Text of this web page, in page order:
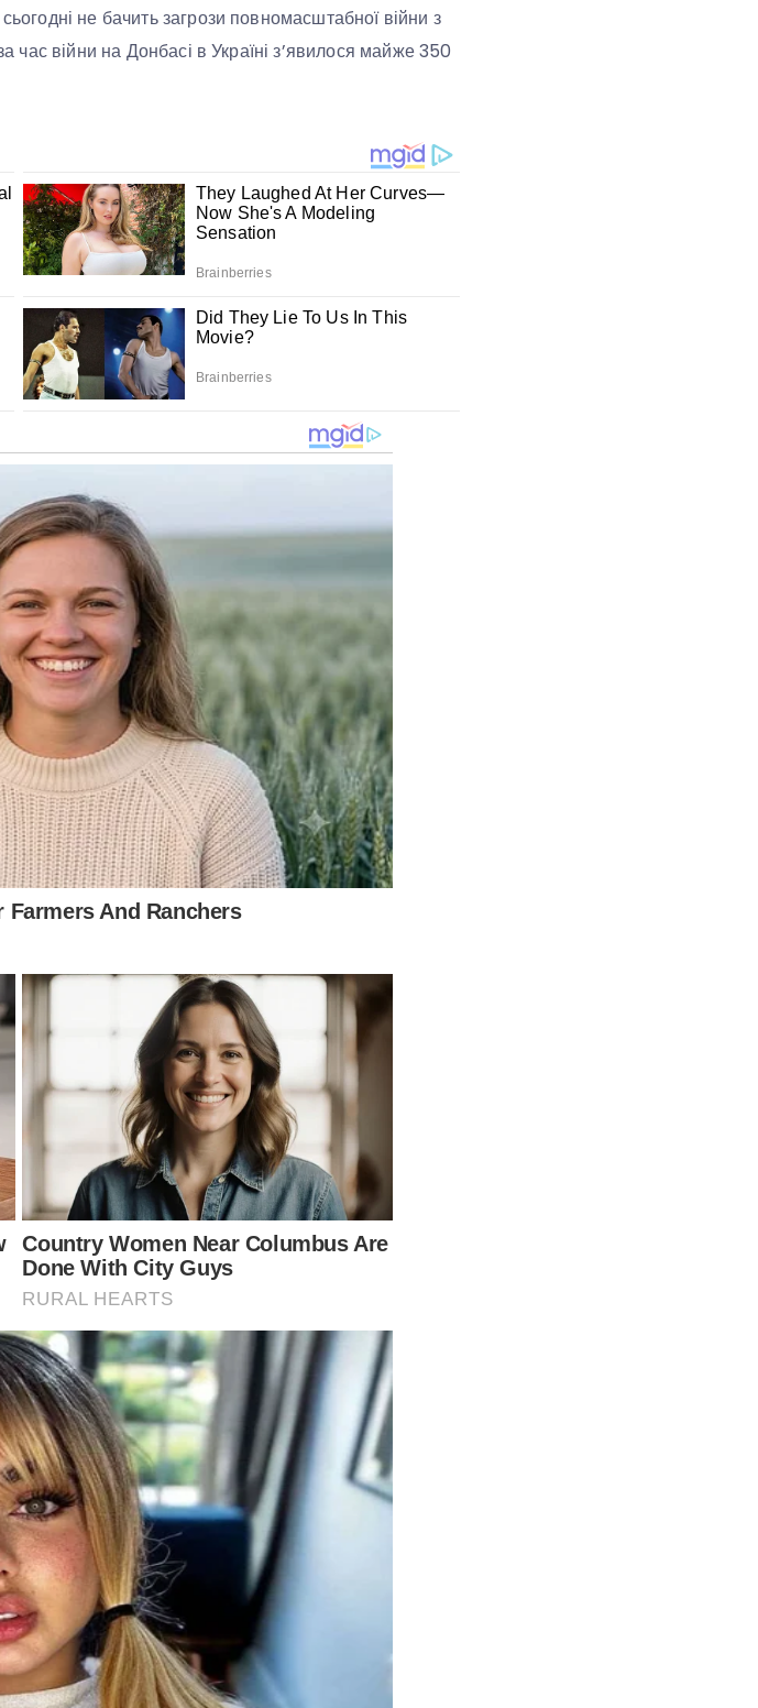
не бачить загрози повномасштабної війни з
час війни на Донбасі в Україні з’явилося майже 350